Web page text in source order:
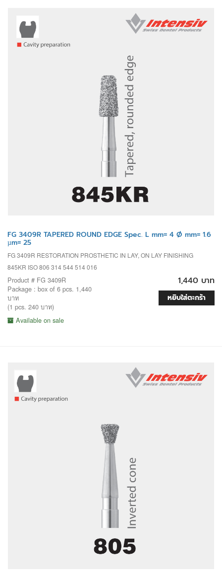
FG 3409R TAPERED ROUND EDGE Spec. L mm= 4 Ø mm= 1.6
µm= 25
FG 3409R RESTORATION PROSTHETIC IN LAY, ON LAY FINISHING
845KR ISO 806 314 544 514 016
Product # FG 3409R
Package : box of 6 pcs. 1,440
บาท
(1 pcs. 240 บาท)
Available on sale
1,440 บาท
หยิบใส่ตะกร้า